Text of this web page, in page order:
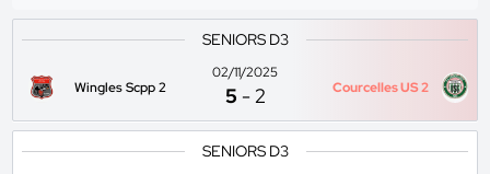
SENIORS D3
Wingles Scpp 2
02/11/2025
5 -2 Courcelles US 2
SENIORS D3